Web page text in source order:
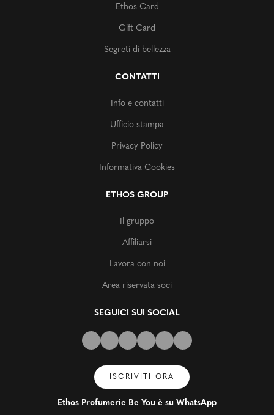
Ethos Card
Gift Card
Segreti di bellezza
CONTATTI
Info e contatti
Ufficio stampa
Privacy Policy
Informativa Cookies
ETHOS GROUP
Il gruppo
Affiliarsi
Lavora con noi
Area riservata soci
SEGUICI SUI SOCIAL
ISCRIVITI ORA
Ethos Profumerie Be You è su WhatsApp